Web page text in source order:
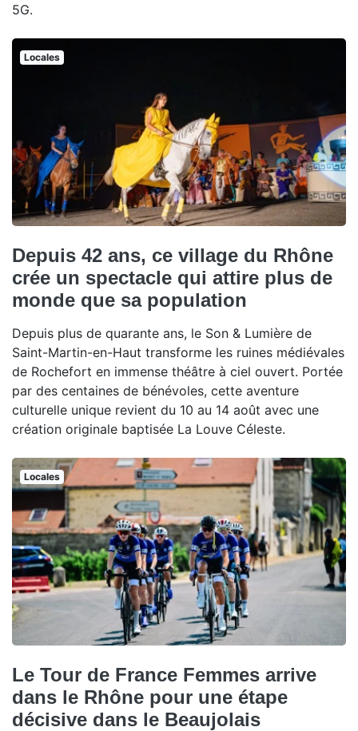
5G.
Locales
Depuis 42 ans, ce village du Rhône
crée un spectacle qui attire plus de
monde que sa population
Depuis plus de quarante ans, le Son & Lumière de
Saint-Martin-en-Haut transforme les ruines médiévales
de Rochefort en immense théâtre à ciel ouvert. Portée
par des centaines de bénévoles, cette aventure
culturelle unique revient du 10 au 14 août avec une
création originale baptisée La Louve Céleste.
Locales
Le Tour de France Femmes arrive
dans le Rhône pour une étape
décisive dans le Beaujolais